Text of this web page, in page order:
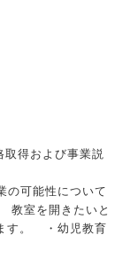
取得および事業説
可能性について
教室を開きたいと
す。 ・幼児教育